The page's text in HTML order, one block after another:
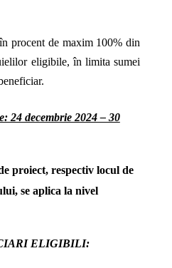
procent de maxim 100% din
eligibile, în limita sumei
24 decembrie 2024 – 30
proiect, respectiv locul de
se aplica la nivel
ELIGIBILI: